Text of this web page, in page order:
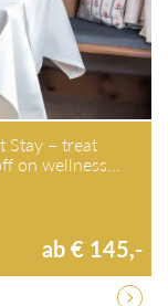
Stay – treat
on wellness…
ab € 145,-